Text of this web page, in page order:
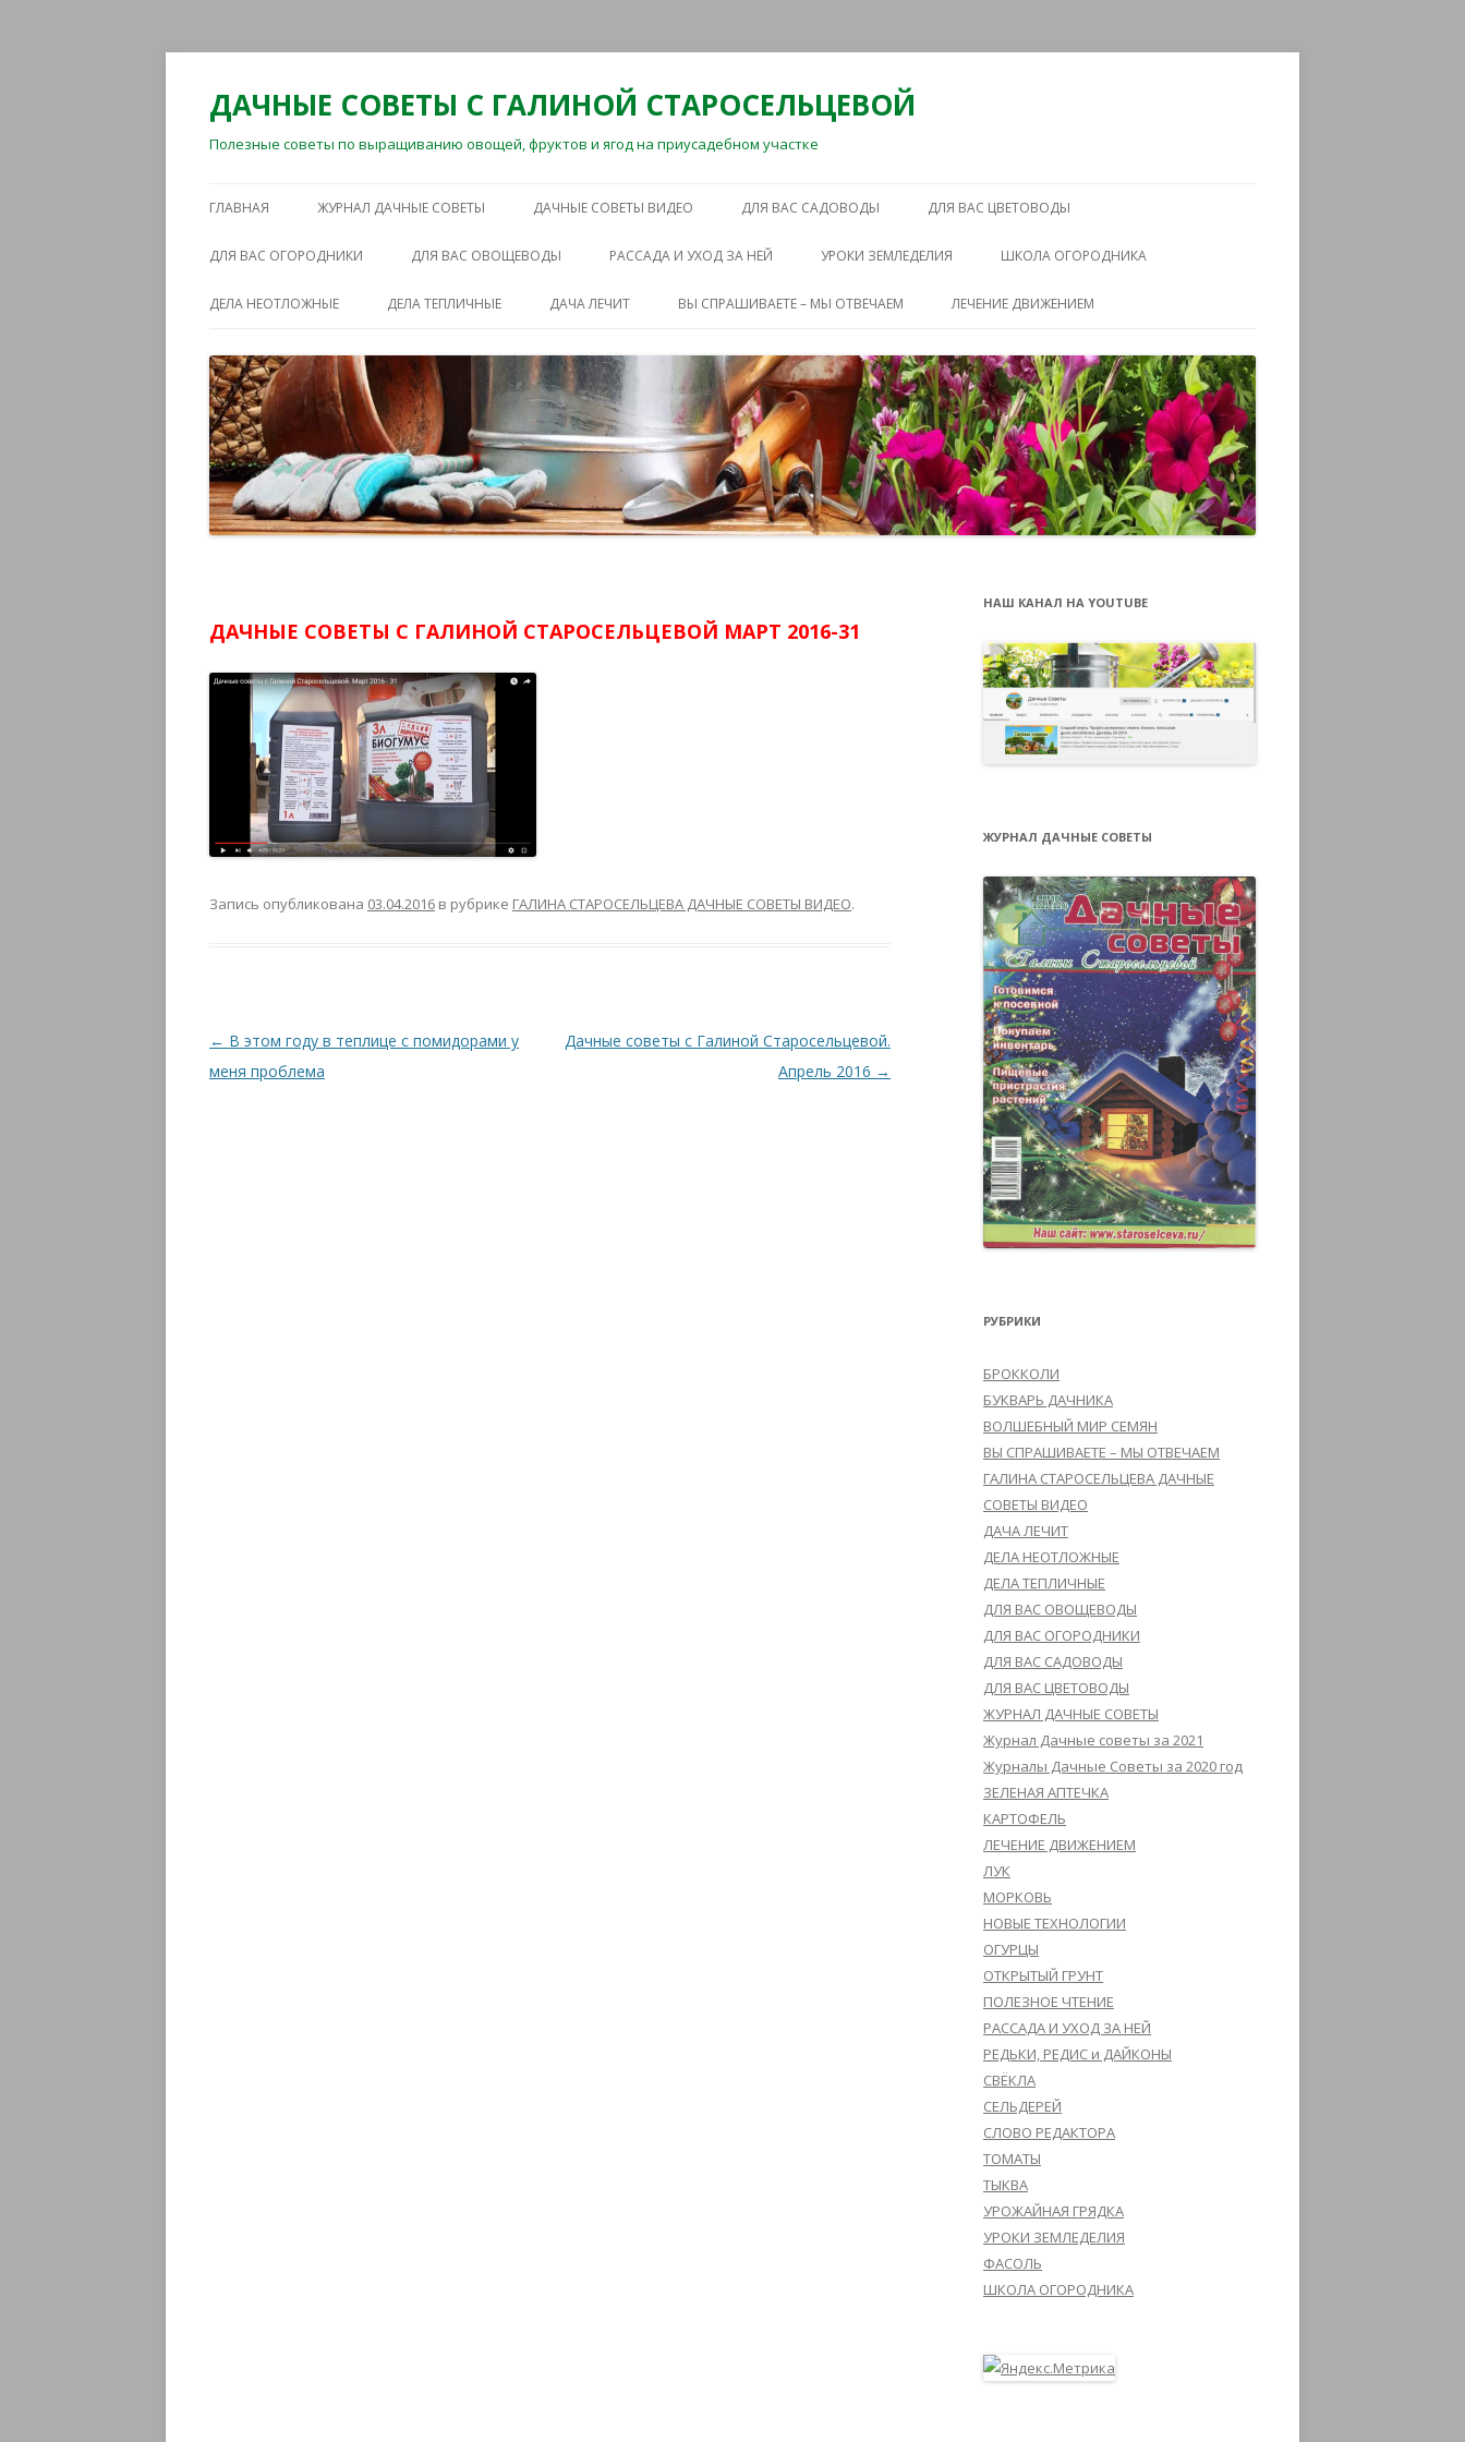
ДАЧНЫЕ СОВЕТЫ С ГАЛИНОЙ СТАРОСЕЛЬЦЕВОЙ
Полезные советы по выращиванию овощей, фруктов и ягод на приусадебном участке
содержимому
ГЛАВНАЯ ЖУРНАЛ ДАЧНЫЕ СОВЕТЫ ДАЧНЫЕ СОВЕТЫ ВИДЕО ДЛЯ ВАС САДОВОДЫ ДЛЯ ВАС ЦВЕТОВОДЫ
ДЛЯ ВАС ОГОРОДНИКИ ДЛЯ ВАС ОВОЩЕВОДЫ РАССАДА И УХОД ЗА НЕЙ УРОКИ ЗЕМЛЕДЕЛИЯ ШКОЛА ОГОРОДНИКА
ДЕЛА НЕОТЛОЖНЫЕ ДЕЛА ТЕПЛИЧНЫЕ ДАЧА ЛЕЧИТ ВЫ СПРАШИВАЕТЕ – МЫ ОТВЕЧАЕМ ЛЕЧЕНИЕ ДВИЖЕНИЕМ
ДАЧНЫЕ СОВЕТЫ С ГАЛИНОЙ СТАРОСЕЛЬЦЕВОЙ МАРТ 2016-31
Запись опубликована 03.04.2016 в рубрике ГАЛИНА СТАРОСЕЛЬЦЕВА ДАЧНЫЕ СОВЕТЫ ВИДЕО.
Навигация
по
← В этом году в теплице с помидорами у
меня проблема
Дачные советы с Галиной Старосельцевой.
Апрель 2016 →
НАШ КАНАЛ НА YOUTUBE
ЖУРНАЛ ДАЧНЫЕ СОВЕТЫ
РУБРИКИ
БРОККОЛИ
БУКВАРЬ ДАЧНИКА
ВОЛШЕБНЫЙ МИР СЕМЯН
ВЫ СПРАШИВАЕТЕ – МЫ ОТВЕЧАЕМ
ГАЛИНА СТАРОСЕЛЬЦЕВА ДАЧНЫЕ
СОВЕТЫ ВИДЕО
ДАЧА ЛЕЧИТ
ДЕЛА НЕОТЛОЖНЫЕ
ДЕЛА ТЕПЛИЧНЫЕ
ДЛЯ ВАС ОВОЩЕВОДЫ
ДЛЯ ВАС ОГОРОДНИКИ
ДЛЯ ВАС САДОВОДЫ
ДЛЯ ВАС ЦВЕТОВОДЫ
ЖУРНАЛ ДАЧНЫЕ СОВЕТЫ
Журнал Дачные советы за 2021
Журналы Дачные Советы за 2020 год
ЗЕЛЕНАЯ АПТЕЧКА
КАРТОФЕЛЬ
ЛЕЧЕНИЕ ДВИЖЕНИЕМ
ЛУК
МОРКОВЬ
НОВЫЕ ТЕХНОЛОГИИ
ОГУРЦЫ
ОТКРЫТЫЙ ГРУНТ
ПОЛЕЗНОЕ ЧТЕНИЕ
РАССАДА И УХОД ЗА НЕЙ
РЕДЬКИ, РЕДИС и ДАЙКОНЫ
СВЁКЛА
СЕЛЬДЕРЕЙ
СЛОВО РЕДАКТОРА
ТОМАТЫ
ТЫКВА
УРОЖАЙНАЯ ГРЯДКА
УРОКИ ЗЕМЛЕДЕЛИЯ
ФАСОЛЬ
ШКОЛА ОГОРОДНИКА